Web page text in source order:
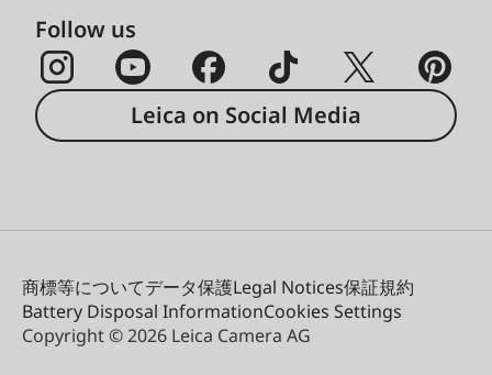
Follow us
Leica on Social Media
商標等についてデータ保護Legal Notices保証規約
Battery Disposal InformationCookies Settings
Copyright © 2026 Leica Camera AG